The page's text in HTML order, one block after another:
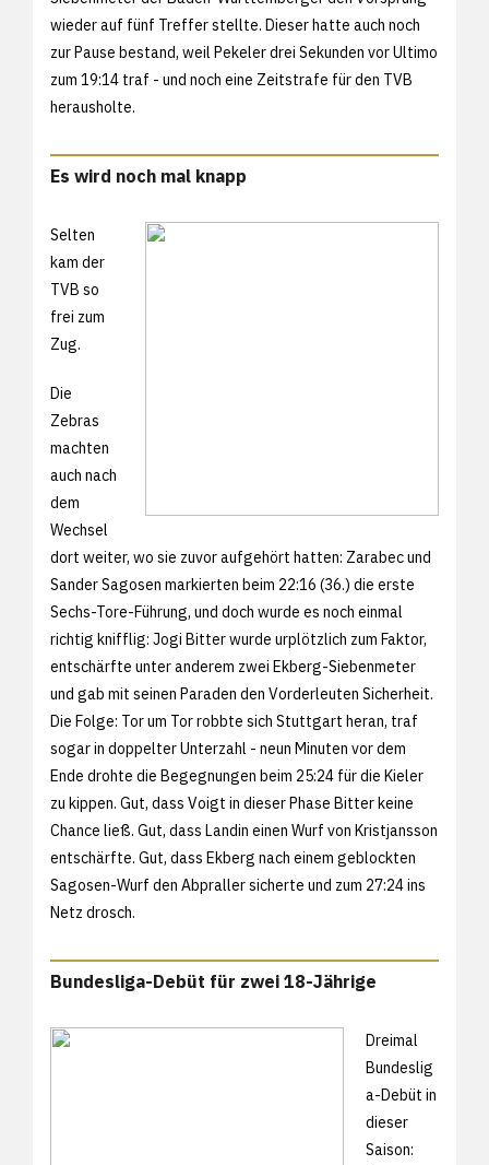
wieder auf fünf Treffer stellte. Dieser hatte auch noch
zur Pause bestand, weil Pekeler drei Sekunden vor Ultimo
zum 19:14 traf - und noch eine Zeitstrafe für den TVB
herausholte.
Es wird noch mal knapp
Selten
kam der
TVB so
frei zum
Zug.
Die
Zebras
machten
auch nach
dem
Wechsel
dort weiter, wo sie zuvor aufgehört hatten: Zarabec und
Sander Sagosen markierten beim 22:16 (36.) die erste
Sechs-Tore-Führung, und doch wurde es noch einmal
richtig knifflig: Jogi Bitter wurde urplötzlich zum Faktor,
entschärfte unter anderem zwei Ekberg-Siebenmeter
und gab mit seinen Paraden den Vorderleuten Sicherheit.
Die Folge: Tor um Tor robbte sich Stuttgart heran, traf
sogar in doppelter Unterzahl - neun Minuten vor dem
Ende drohte die Begegnungen beim 25:24 für die Kieler
zu kippen. Gut, dass Voigt in dieser Phase Bitter keine
Chance ließ. Gut, dass Landin einen Wurf von Kristjansson
entschärfte. Gut, dass Ekberg nach einem geblockten
Sagosen-Wurf den Abpraller sicherte und zum 27:24 ins
Netz drosch.
Bundesliga-Debüt für zwei 18-Jährige
Dreimal
Bundeslig
a-Debüt in
dieser
Saison: